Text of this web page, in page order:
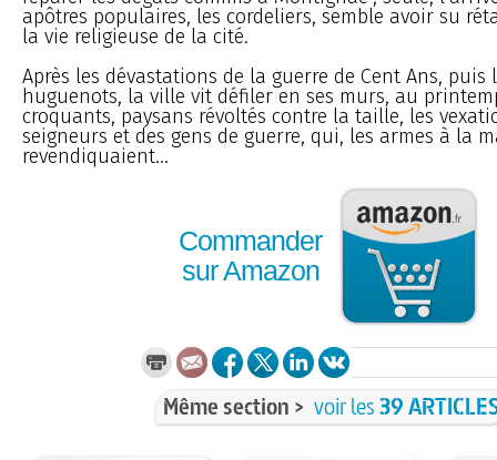
apôtres populaires, les cordeliers, semble avoir su
la vie religieuse de la cité.
Après les dévastations de la guerre de Cent Ans, puis
huguenots, la ville vit défiler en ses murs, au
croquants, paysans révoltés contre la taille, les
seigneurs et des gens de guerre, qui, les armes à la
revendiquaient...
Commander
sur Amazon
Même section > voir les39